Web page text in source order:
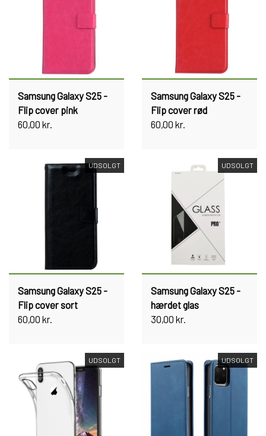
Samsung Galaxy S25 -
Flip cover pink
60,00 kr.
Samsung Galaxy S25 -
Flip cover rød
60,00 kr.
UDSOLGT
Samsung Galaxy S25 -
Flip cover sort
60,00 kr.
UDSOLGT
Samsung Galaxy S25 -
hærdet glas
30,00 kr.
UDSOLGT UDSOLGT